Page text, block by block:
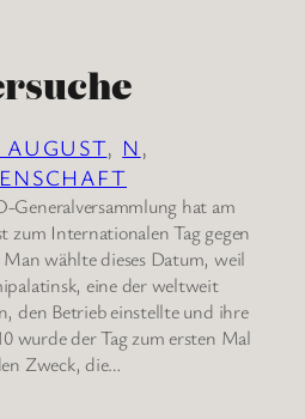
AUGUST, N
Generalversammlung hat am
zum Internationalen Tag gegen
wählte dieses Datum, weil
eine der weltweit
den Betrieb einstellte und ihre
wurde der Tag zum ersten Mal
Zweck, die…